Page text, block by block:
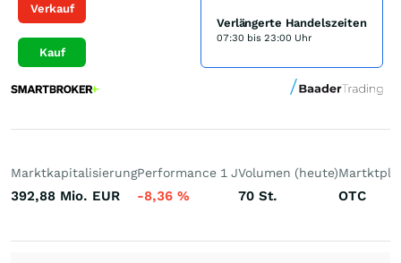
Verkauf
Kauf
Verlängerte Handelszeiten
07:30 bis 23:00 Uhr
Marktkapitalisierung
392,88 Mio. EUR
Performance 1 J
-8,36 %
Volumen (heute)
70 St. OTC